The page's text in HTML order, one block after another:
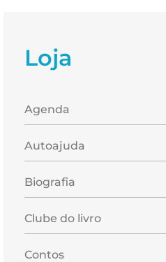
Loja
Agenda
Autoajuda
Biografia
Clube do livro
Contos